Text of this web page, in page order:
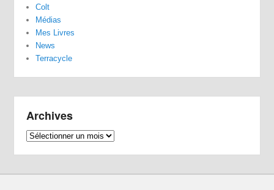
Colt
Médias
Mes Livres
News
Terracycle
Archives
Archives